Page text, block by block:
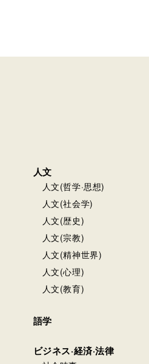
人文
人文(哲学·思想)
人文(社会学)
人文(歴史)
人文(宗教)
人文(精神世界)
人文(心理)
人文(教育)
語学
ビジネス·経済·法律